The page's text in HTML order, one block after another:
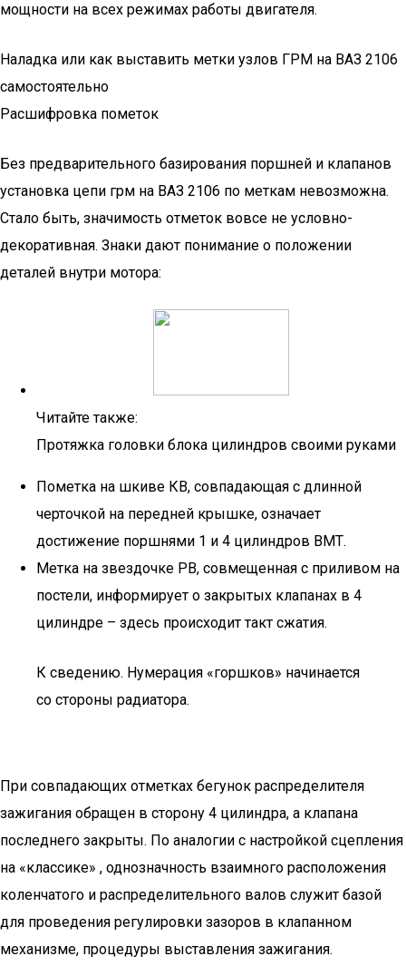
мощности на всех режимах работы двигателя.
Наладка или как выставить метки узлов ГРМ на ВАЗ 2106
самостоятельно
Расшифровка пометок
Без предварительного базирования поршней и клапанов
установка цепи грм на ВАЗ 2106 по меткам невозможна.
Стало быть, значимость отметок вовсе не условно-
декоративная. Знаки дают понимание о положении
деталей внутри мотора:
Читайте также:
Протяжка головки блока цилиндров своими руками
Пометка на шкиве КВ, совпадающая с длинной
черточкой на передней крышке, означает
достижение поршнями 1 и 4 цилиндров ВМТ.
Метка на звездочке РВ, совмещенная с приливом на
постели, информирует о закрытых клапанах в 4
цилиндре – здесь происходит такт сжатия.
К сведению. Нумерация «горшков» начинается
со стороны радиатора.
При совпадающих отметках бегунок распределителя
зажигания обращен в сторону 4 цилиндра, а клапана
последнего закрыты. По аналогии с настройкой сцепления
на «классике» , однозначность взаимного расположения
коленчатого и распределительного валов служит базой
для проведения регулировки зазоров в клапанном
механизме, процедуры выставления зажигания.